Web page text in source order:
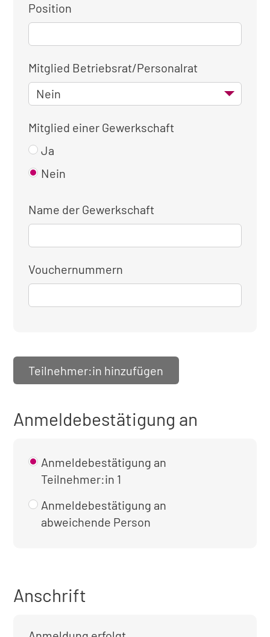
Position
Mitglied Betriebsrat/Personalrat
Mitglied einer Gewerkschaft
Ja
Nein
Name der Gewerkschaft
Vouchernummern
Teilnehmer:in hinzufügen
Anmeldebestätigung an
Anmeldebestätigung an
Teilnehmer:in 1
Anmeldebestätigung an
abweichende Person
Anschrift